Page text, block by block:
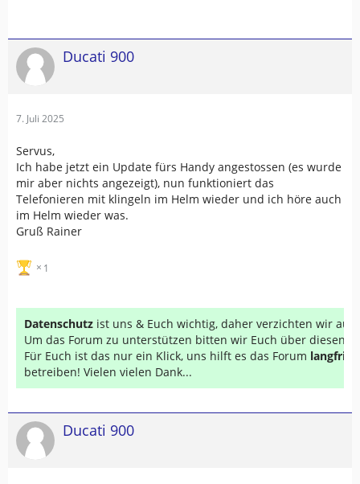
Ducati 900
7. Juli 2025
Servus,
Ich habe jetzt ein Update fürs Handy angestossen (es wurde
mir aber nichts angezeigt), nun funktioniert das
Telefonieren mit klingeln im Helm wieder und ich höre auch
im Helm wieder was.
Gruß Rainer
1
Datenschutz ist uns & Euch wichtig, daher verzichten wir auf
Um das Forum zu unterstützen bitten wir Euch über diesen
Für Euch ist das nur ein Klick, uns hilft es das Forum
betreiben! Vielen vielen Dank...
Ducati 900